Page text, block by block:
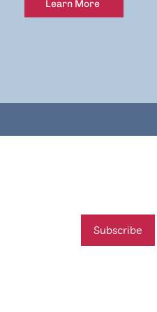
Learn More
Subscribe